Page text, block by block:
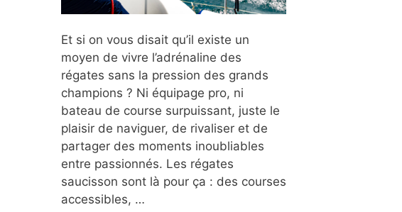
Et si on vous disait qu’il existe un
moyen de vivre l’adrénaline des
régates sans la pression des grands
champions ? Ni équipage pro, ni
bateau de course surpuissant, juste le
plaisir de naviguer, de rivaliser et de
partager des moments inoubliables
entre passionnés. Les régates
saucisson sont là pour ça : des courses
accessibles, …